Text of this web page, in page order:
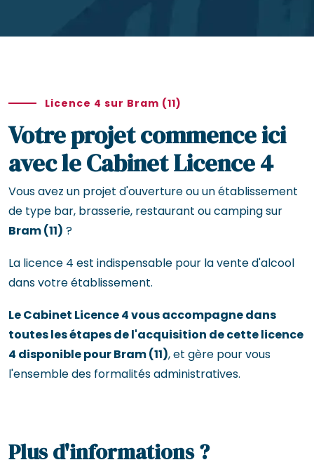
Licence 4 sur Bram (11)
Votre projet commence ici
avec le Cabinet Licence 4
Vous avez un projet d'ouverture ou un établissement
de type bar, brasserie, restaurant ou camping sur
Bram (11) ?
La licence 4 est indispensable pour la vente d'alcool
dans votre établissement.
Le Cabinet Licence 4 vous accompagne dans
toutes les étapes de l'acquisition de cette licence
4 disponible pour Bram (11), et gère pour vous
l'ensemble des formalités administratives.
Plus d'informations ?